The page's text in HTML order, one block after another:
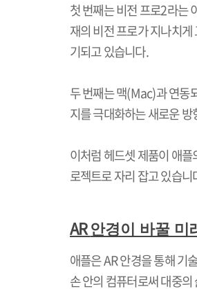
첫 번째는 비전 프로2라는
재의 비전 프로가 지나치
기되고 있습니다.
두 번째는 맥(Mac)과 연동
지를 극대화하는 새로운
이처럼 헤드셋 제품이 애
로젝트로 자리 잡고 있습니
AR 안경이 바꿀 미
애플은AR안경을 통해 기
손 안의 컴퓨터로써 대중